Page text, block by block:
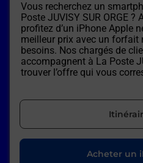
Vous recherchez un
Poste JUVISY SUR ORGE ?
profitez d’un iPhone Apple
meilleur prix avec un forfait
besoins. Nos chargés de
accompagnent à La Poste
trouver l’offre qui vous
Acheter un